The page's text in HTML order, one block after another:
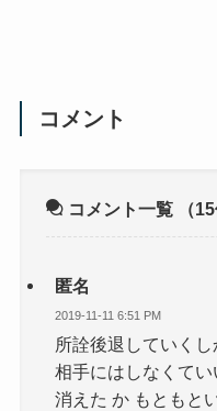
コメント
コメント一覧 （
匿名
2019-11-11 6:51 PM
所詮後退していく
相手にはしなくてい
消えた か もともと